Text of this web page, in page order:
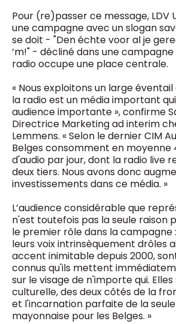
Pour (re)passer ce message, LDV
une campagne avec un slogan
se doit - "Den échte voor al je
‘m!" - décliné dans une
radio occupe une place centrale.
« Nous exploitons un large
la radio est un média important
audience importante », confirme
Directrice Marketing ad interim
Lemmens. « Selon le dernier CIM
Belges consomment en moyenne
d'audio par jour, dont la radio live
deux tiers. Nous avons donc
investissements dans ce média. »
L’audience considérable que
n'est toutefois pas la seule raison
le premier rôle dans la campagne
leurs voix intrinsèquement drôles
accent inimitable depuis 2000,
connus qu'ils mettent
sur le visage de n'importe qui.
culturelle, des deux côtés de la
et l'incarnation parfaite de la
mayonnaise pour les Belges. »